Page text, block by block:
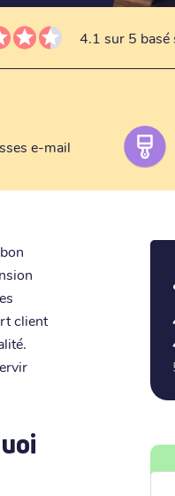
4.1 sur 5 basé
e-mail
client